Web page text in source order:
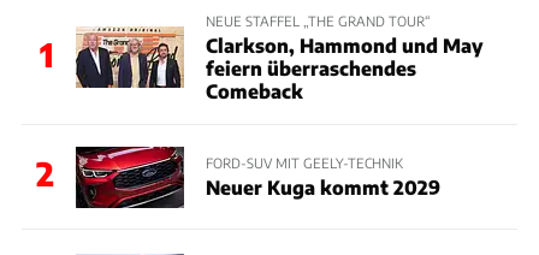
1
NEUE STAFFEL „THE GRAND TOUR“
Clarkson, Hammond und May
feiern überraschendes
Comeback
2 FORD-SUV MIT GEELY-TECHNIK
Neuer Kuga kommt 2029